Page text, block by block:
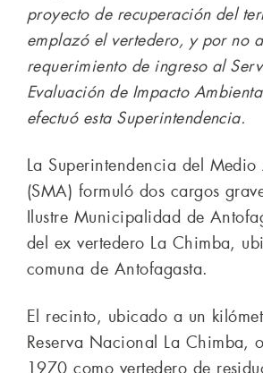
proyecto de recuperación del
emplazó el vertedero, y por no
requerimiento de ingreso al
Evaluación de Impacto
efectuó esta Superintendencia.
La Superintendencia del Medio
(SMA) formuló dos cargos
Ilustre Municipalidad de
del ex vertedero La Chimba,
comuna de Antofagasta.
El recinto, ubicado a un
Reserva Nacional La Chimba,
1970 como vertedero de